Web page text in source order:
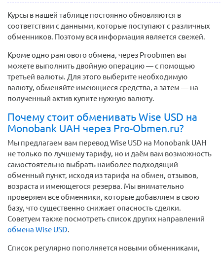
Курсы в нашей таблице постоянно обновляются в
соответствии с данными, которые поступают с различных
обменников. Поэтому вся информация является свежей.
Кроме одно рангового обмена, через Proobmen вы
можете выполнить двойную операцию — с помощью
третьей валюты. Для этого выберите необходимую
валюту, обменяйте имеющиеся средства, а затем — на
полученный актив купите нужную валюту.
Почему стоит обменивать Wise USD на
Monobank UAH через Pro-Obmen.ru?
Мы предлагаем вам перевод Wise USD на Monobank UAH
не только по лучшему тарифу, но и даём вам возможность
самостоятельно выбрать наиболее подходящий
обменный пункт, исходя из тарифа на обмен, отзывов,
возраста и имеющегося резерва. Мы внимательно
проверяем все обменники, которые добавляем в свою
базу, что существенно снижает опасность сделки.
Советуем также посмотреть список других направлений
обмена Wise USD.
Список регулярно пополняется новыми обменниками,